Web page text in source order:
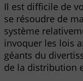
Il est difficile de
se résoudre de
système
invoquer les lois
géants du
de la distribution